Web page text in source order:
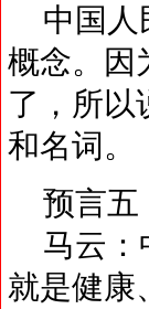
中国人
概念。因
了，所以
和名词。
预言五
马云：
就是健康